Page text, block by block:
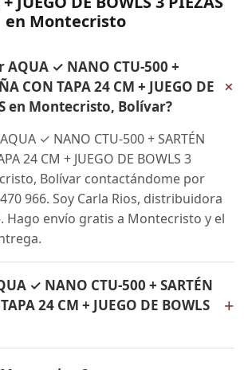
en Montecristo
✓ NANO CTU-500 +
CON TAPA 24 CM + JUEGO DE
en Montecristo, Bolívar?
+
✓ NANO CTU-500 + SARTÉN
24 CM + JUEGO DE BOWLS 3
Bolívar contactándome por
966. Soy Carla Rios, distribuidora
Hago envío gratis a Montecristo y el
✓ NANO CTU-500 + SARTÉN
24 CM + JUEGO DE BOWLS
+